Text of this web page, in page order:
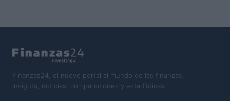
Finanzas24, el nuevo portal al mundo de las finanzas.
Insights, noticias, comparaciones y estadísticas.